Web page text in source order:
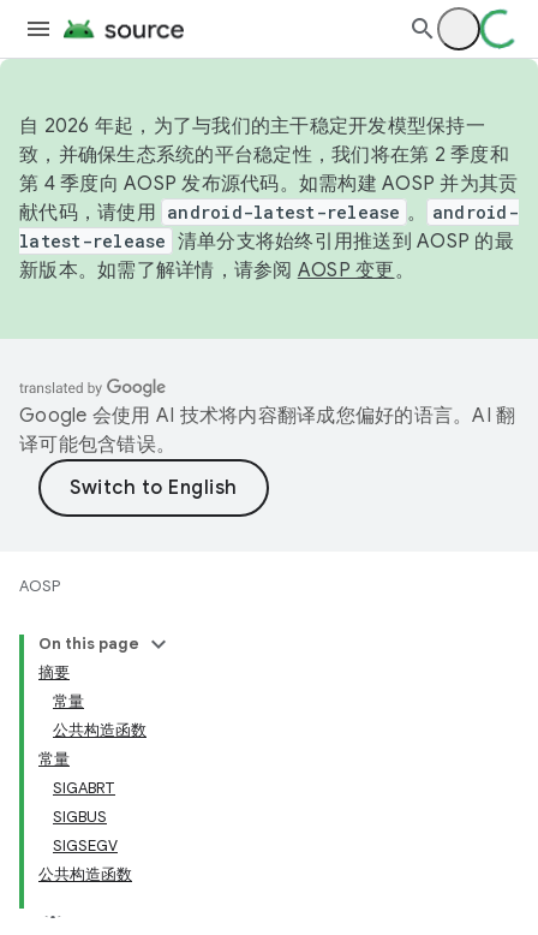
自 2026 年起，为了与我们的主干稳定开发模型保持一
致，并确保生态系统的平台稳定性，我们将在第 2 季度和
第 4 季度向 AOSP 发布源代码。如需构建 AOSP 并为其贡
献代码，请使用 android-latest-release 。
android-
latest-release 清单分支将始终引用推送到 AOSP 的最
新版本。如需了解详情，请参阅 AOSP 变更。
Google 会使用 AI 技术将内容翻译成您偏好的语言。AI 翻
译可能包含错误。
AOSP
On this page
摘要
常量
公共构造函数
常量
SIGABRT
SIGBUS
SIGSEGV
公共构造函数